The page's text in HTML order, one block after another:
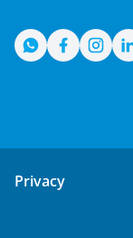
WhatsApp
Facebook
Privacy